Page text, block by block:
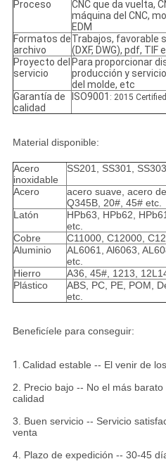
Proceso
CNC que da vuelta,
máquina del CNC,
EDM
Formatos de
archivo
Trabajos, favorable
(DXF, DWG), pdf, TIF
Proyecto del
servicio
Para proporcionar
producción y
del molde, etc
Garantía de
calidad
ISO9001 : 2015
Material disponible:
Acero
inoxidable
SS201, SS301,
Acero
acero suave, acero
Q345B, 20#, 45# etc.
Latón
HPb63, HPb62,
etc.
Cobre
C11000, C12000,
Aluminio
AL6061, Al6063,
etc.
Hierro
A36, 45#, 1213,
Plástico
ABS, PC, PE, POM,
etc.
Beneficíele para conseguir:
1. Calidad estable -- El venir de
2. Precio bajo -- No el más
calidad
3. Buen servicio -- Servicio
venta
4. Plazo de expedición -- 30-45